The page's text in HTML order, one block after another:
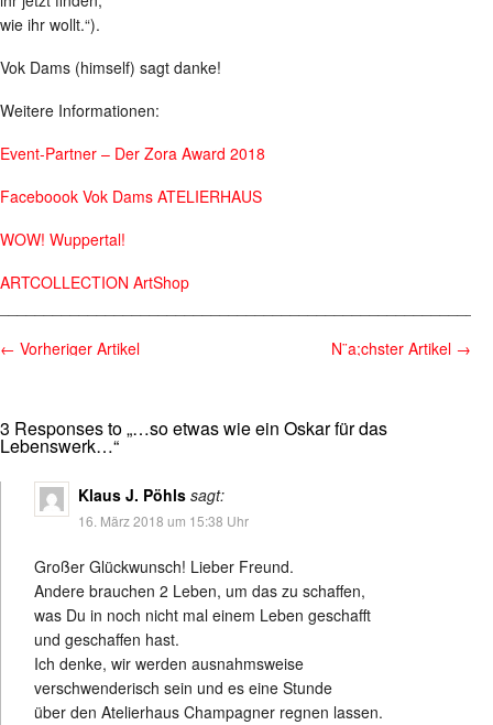
wie ihr wollt.“).
Vok Dams (himself) sagt danke!
Weitere Informationen:
Event-Partner – Der Zora Award 2018
Faceboook Vok Dams ATELIERHAUS
WOW! Wuppertal!
ARTCOLLECTION ArtShop
← Vorheriger Artikel N¨a;chster Artikel →
3 Responses to „…so etwas wie ein Oskar für das
Lebenswerk…“
Klaus J. Pöhls sagt:
16. März 2018 um 15:38 Uhr
Großer Glückwunsch! Lieber Freund.
Andere brauchen 2 Leben, um das zu schaffen,
was Du in noch nicht mal einem Leben geschafft
und geschaffen hast.
Ich denke, wir werden ausnahmsweise
verschwenderisch sein und es eine Stunde
über den Atelierhaus Champagner regnen lassen.